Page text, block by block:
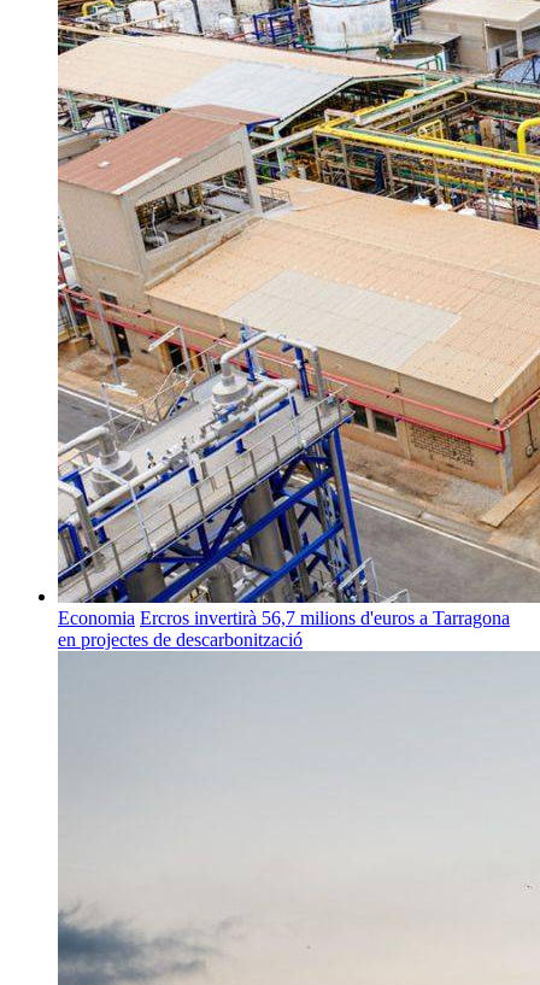
Economia Ercros invertirà 56,7 milions d'euros a Tarragona
en projectes de descarbonització